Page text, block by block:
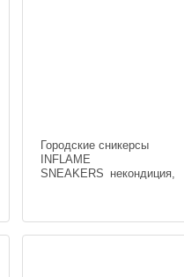
Городские сникерсы
INFLAME
SNEAKERS_некондиция,